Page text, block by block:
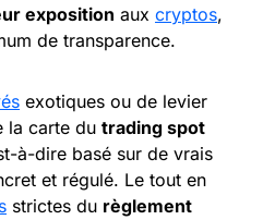
exposition aux cryptos,
de transparence.
exotiques ou de levier
la carte du trading spot
à-dire basé sur de vrais
et régulé. Le tout en
strictes du règlement